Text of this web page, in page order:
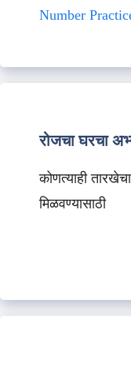
Number
रोजचा घरचा
कोणत्याही
मिळवण्यासाठी